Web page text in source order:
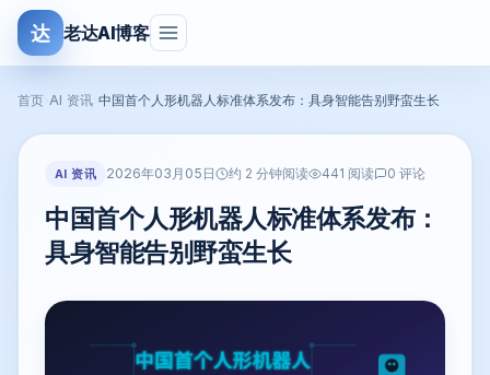
达 老达AI博客
首页 AI 资讯 中国首个人形机器人标准体系发布：具身智能告别野蛮生长
AI 资讯 2026年03月05日 约 2 分钟阅读 441 阅读 0 评论
中国首个人形机器人标准体系发布：
具身智能告别野蛮生长